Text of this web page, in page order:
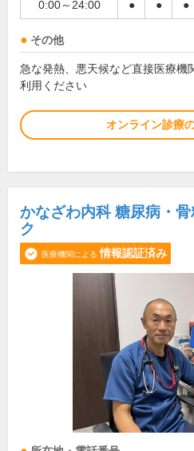
0:00～24:00 ● ● ●
その他
急な発熱、悪天候など直接医療機
利用ください
オンライン診療
かなざわ内科 糖尿病・
ク
医療機関による 情報認証済み